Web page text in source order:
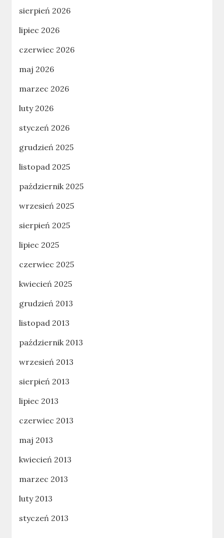
sierpień 2026
lipiec 2026
czerwiec 2026
maj 2026
marzec 2026
luty 2026
styczeń 2026
grudzień 2025
listopad 2025
październik 2025
wrzesień 2025
sierpień 2025
lipiec 2025
czerwiec 2025
kwiecień 2025
grudzień 2013
listopad 2013
październik 2013
wrzesień 2013
sierpień 2013
lipiec 2013
czerwiec 2013
maj 2013
kwiecień 2013
marzec 2013
luty 2013
styczeń 2013